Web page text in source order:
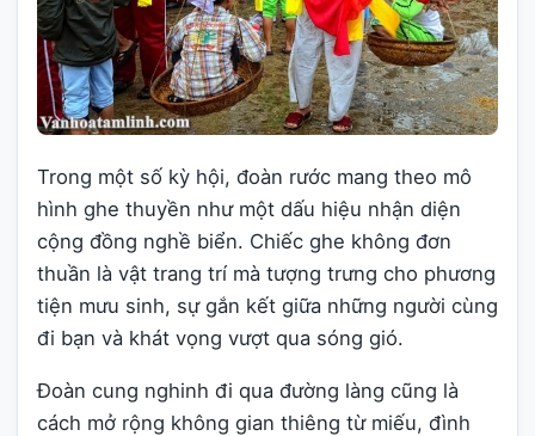
Trong một số kỳ hội, đoàn rước mang theo mô
hình ghe thuyền như một dấu hiệu nhận diện
cộng đồng nghề biển. Chiếc ghe không đơn
thuần là vật trang trí mà tượng trưng cho phương
tiện mưu sinh, sự gắn kết giữa những người cùng
đi bạn và khát vọng vượt qua sóng gió.
Đoàn cung nghinh đi qua đường làng cũng là
cách mở rộng không gian thiêng từ miếu, đình